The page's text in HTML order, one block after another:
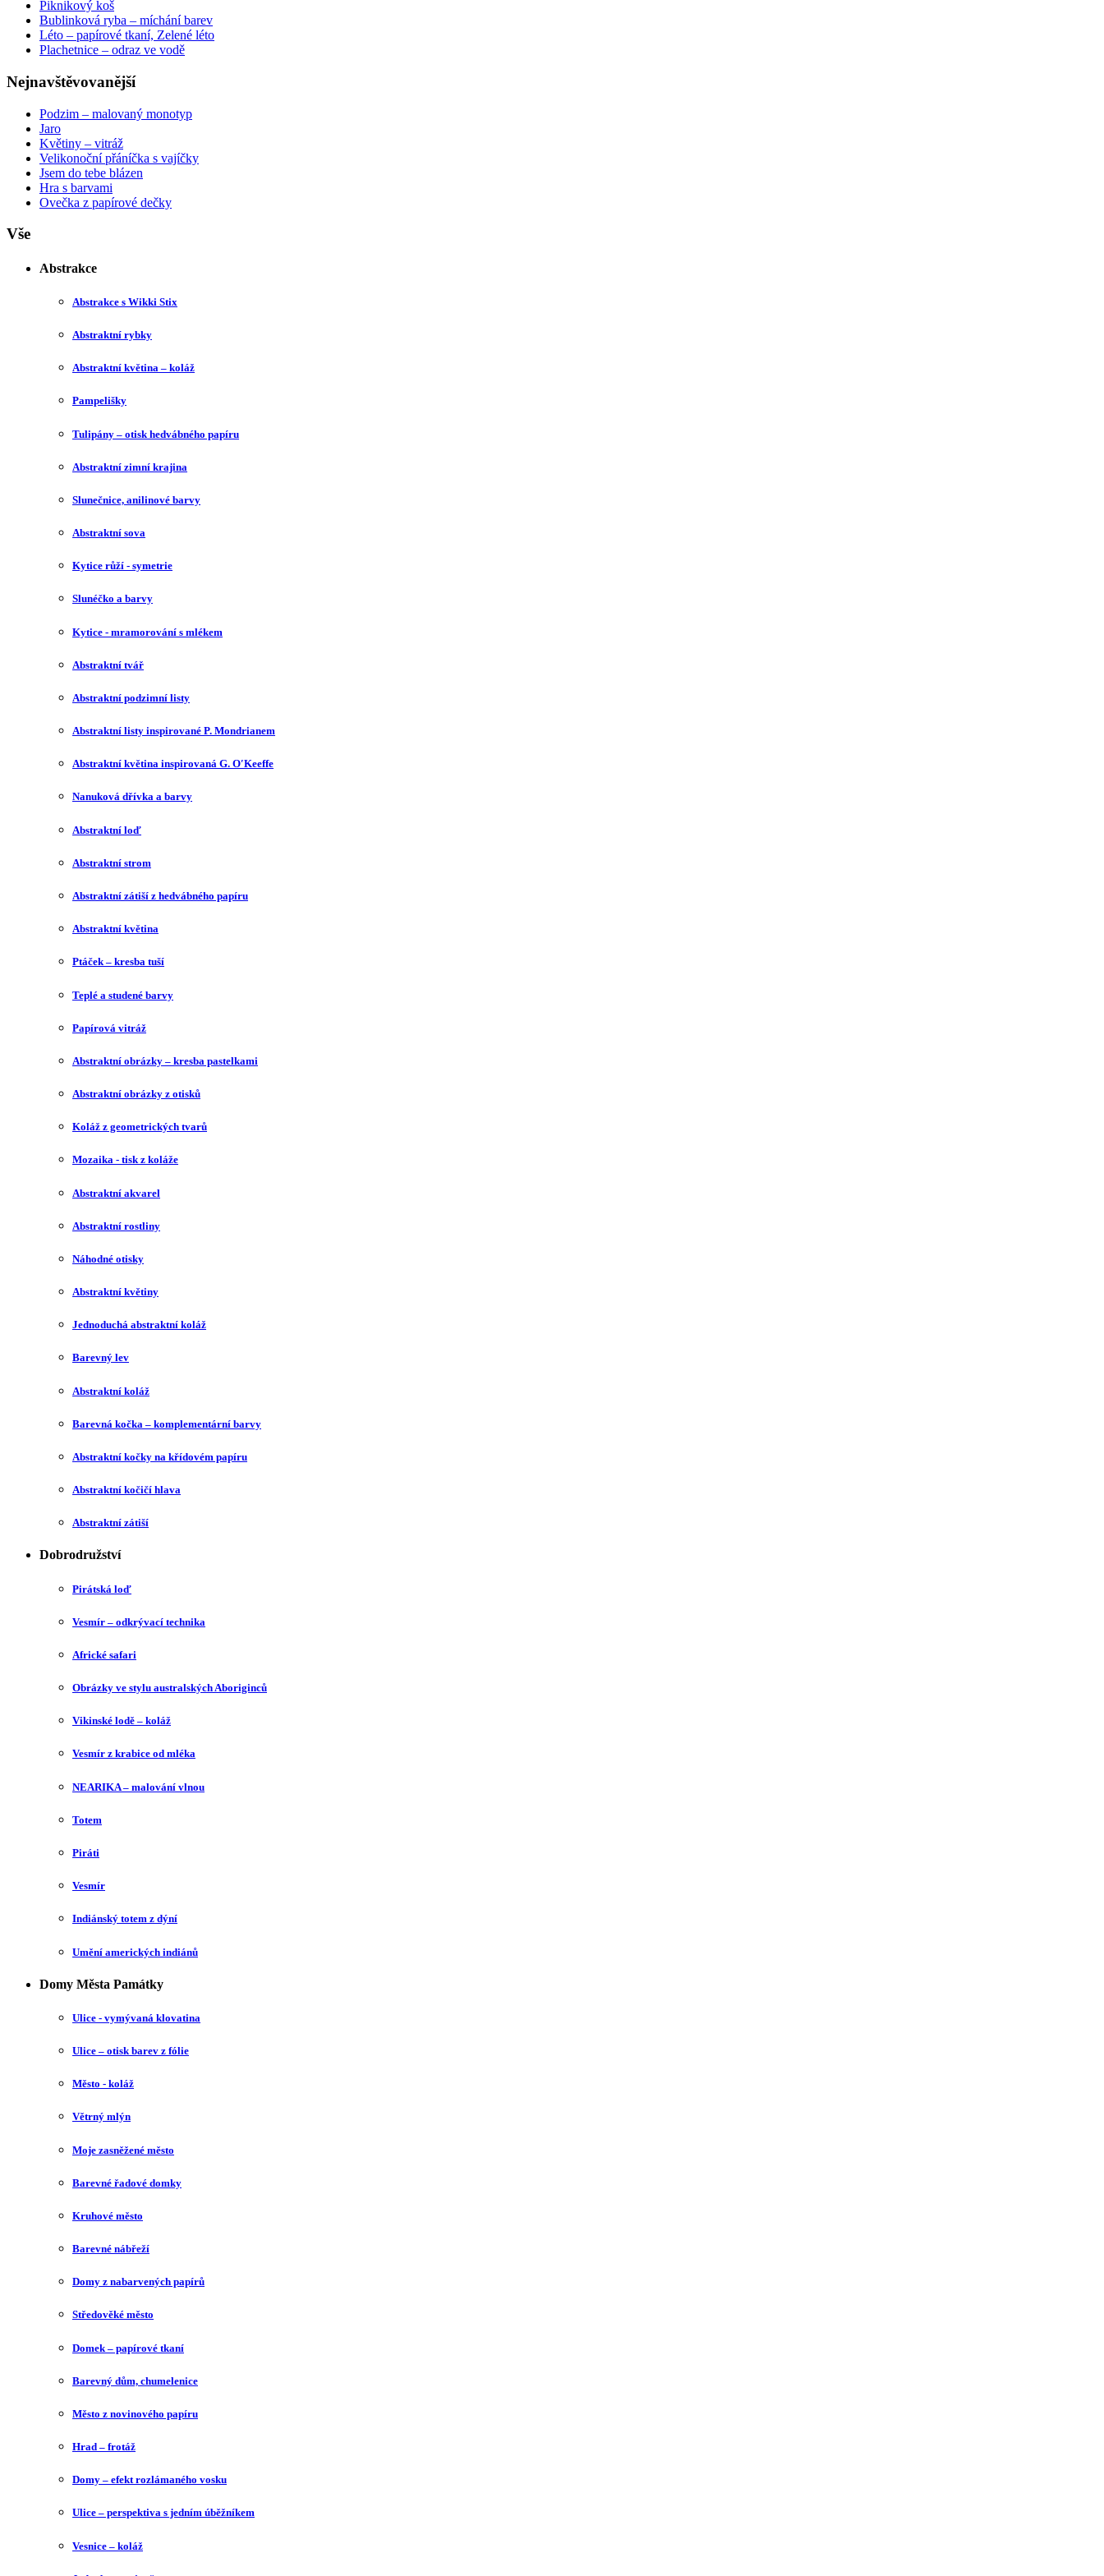
Piknikový koš
Bublinková ryba – míchání barev
Léto – papírové tkaní, Zelené léto
Plachetnice – odraz ve vodě
Nejnavštěvovanější
Podzim – malovaný monotyp
Jaro
Květiny – vitráž
Velikonoční přáníčka s vajíčky
Jsem do tebe blázen
Hra s barvami
Ovečka z papírové dečky
Vše
Abstrakce
Abstrakce s Wikki Stix
Abstraktní rybky
Abstraktní květina – koláž
Pampelišky
Tulipány – otisk hedvábného papíru
Abstraktní zimní krajina
Slunečnice, anilinové barvy
Abstraktní sova
Kytice růží - symetrie
Slunéčko a barvy
Kytice - mramorování s mlékem
Abstraktní tvář
Abstraktní podzimní listy
Abstraktní listy inspirované P. Mondrianem
Abstraktní květina inspirovaná G. O′Keeffe
Nanuková dřívka a barvy
Abstraktní loď
Abstraktní strom
Abstraktní zátiší z hedvábného papíru
Abstraktní květina
Ptáček – kresba tuší
Teplé a studené barvy
Papírová vitráž
Abstraktní obrázky – kresba pastelkami
Abstraktní obrázky z otisků
Koláž z geometrických tvarů
Mozaika - tisk z koláže
Abstraktní akvarel
Abstraktní rostliny
Náhodné otisky
Abstraktní květiny
Jednoduchá abstraktní koláž
Barevný lev
Abstraktní koláž
Barevná kočka – komplementární barvy
Abstraktní kočky na křídovém papíru
Abstraktní kočičí hlava
Abstraktní zátiší
Dobrodružství
Pirátská loď
Vesmír – odkrývací technika
Africké safari
Obrázky ve stylu australských Aboriginců
Vikinské lodě – koláž
Vesmír z krabice od mléka
NEARIKA – malování vlnou
Totem
Piráti
Vesmír
Indiánský totem z dýní
Umění amerických indiánů
Domy Města Památky
Ulice - vymývaná klovatina
Ulice – otisk barev z fólie
Město - koláž
Větrný mlýn
Moje zasněžené město
Barevné řadové domky
Kruhové město
Barevné nábřeží
Domy z nabarvených papírů
Středověké město
Domek – papírové tkaní
Barevný dům, chumelenice
Město z novinového papíru
Hrad – frotáž
Domy – efekt rozlámaného vosku
Ulice – perspektiva s jedním úběžníkem
Vesnice – koláž